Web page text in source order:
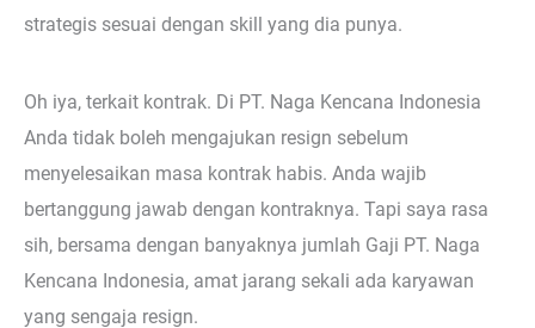
strategis sesuai dengan skill yang dia punya.
Oh iya, terkait kontrak. Di PT. Naga Kencana Indonesia
Anda tidak boleh mengajukan resign sebelum
menyelesaikan masa kontrak habis. Anda wajib
bertanggung jawab dengan kontraknya. Tapi saya rasa
sih, bersama dengan banyaknya jumlah Gaji PT. Naga
Kencana Indonesia, amat jarang sekali ada karyawan
yang sengaja resign.